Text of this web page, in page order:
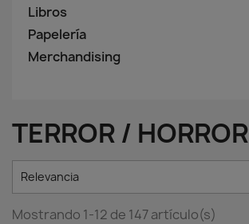
Libros
Papelería
Merchandising
TERROR / HORROR
Relevancia
Mostrando 1-12 de 147 artículo(s)